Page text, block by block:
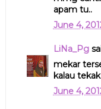
apam tu..
June 4,
LiNa_Pg
mekar
kalau
June 4,